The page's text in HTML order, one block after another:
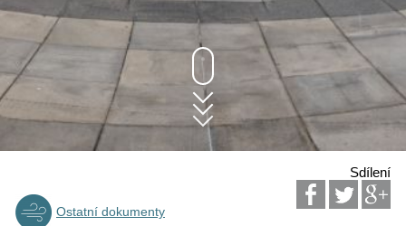
Sdílení
Ostatní dokumenty